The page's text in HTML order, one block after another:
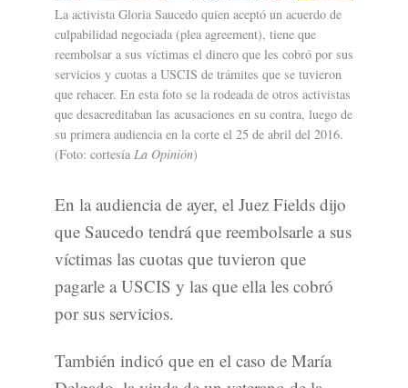
La activista Gloria Saucedo quien aceptó un acuerdo de
culpabilidad negociada (plea agreement), tiene que
reembolsar a sus víctimas el dinero que les cobró por sus
servicios y cuotas a USCIS de trámites que se tuvieron
que rehacer. En esta foto se la rodeada de otros activistas
que desacreditaban las acusaciones en su contra, luego de
su primera audiencia en la corte el 25 de abril del 2016.
(Foto: cortesía La Opinión)
En la audiencia de ayer, el Juez Fields dijo
que Saucedo tendrá que reembolsarle a sus
víctimas las cuotas que tuvieron que
pagarle a USCIS y las que ella les cobró
por sus servicios.
También indicó que en el caso de María